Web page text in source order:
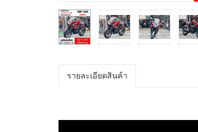
รายละเอียดสินค้า